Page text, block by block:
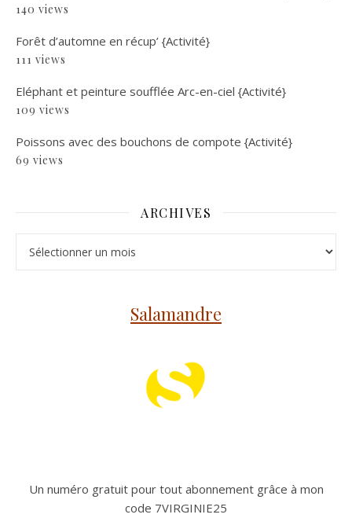
140 views
Forêt d’automne en récup’ {Activité}
111 views
Eléphant et peinture soufflée Arc-en-ciel {Activité}
109 views
Poissons avec des bouchons de compote {Activité}
69 views
ARCHIVES
Salamandre
Un numéro gratuit pour tout abonnement grâce à mon
code 7VIRGINIE25